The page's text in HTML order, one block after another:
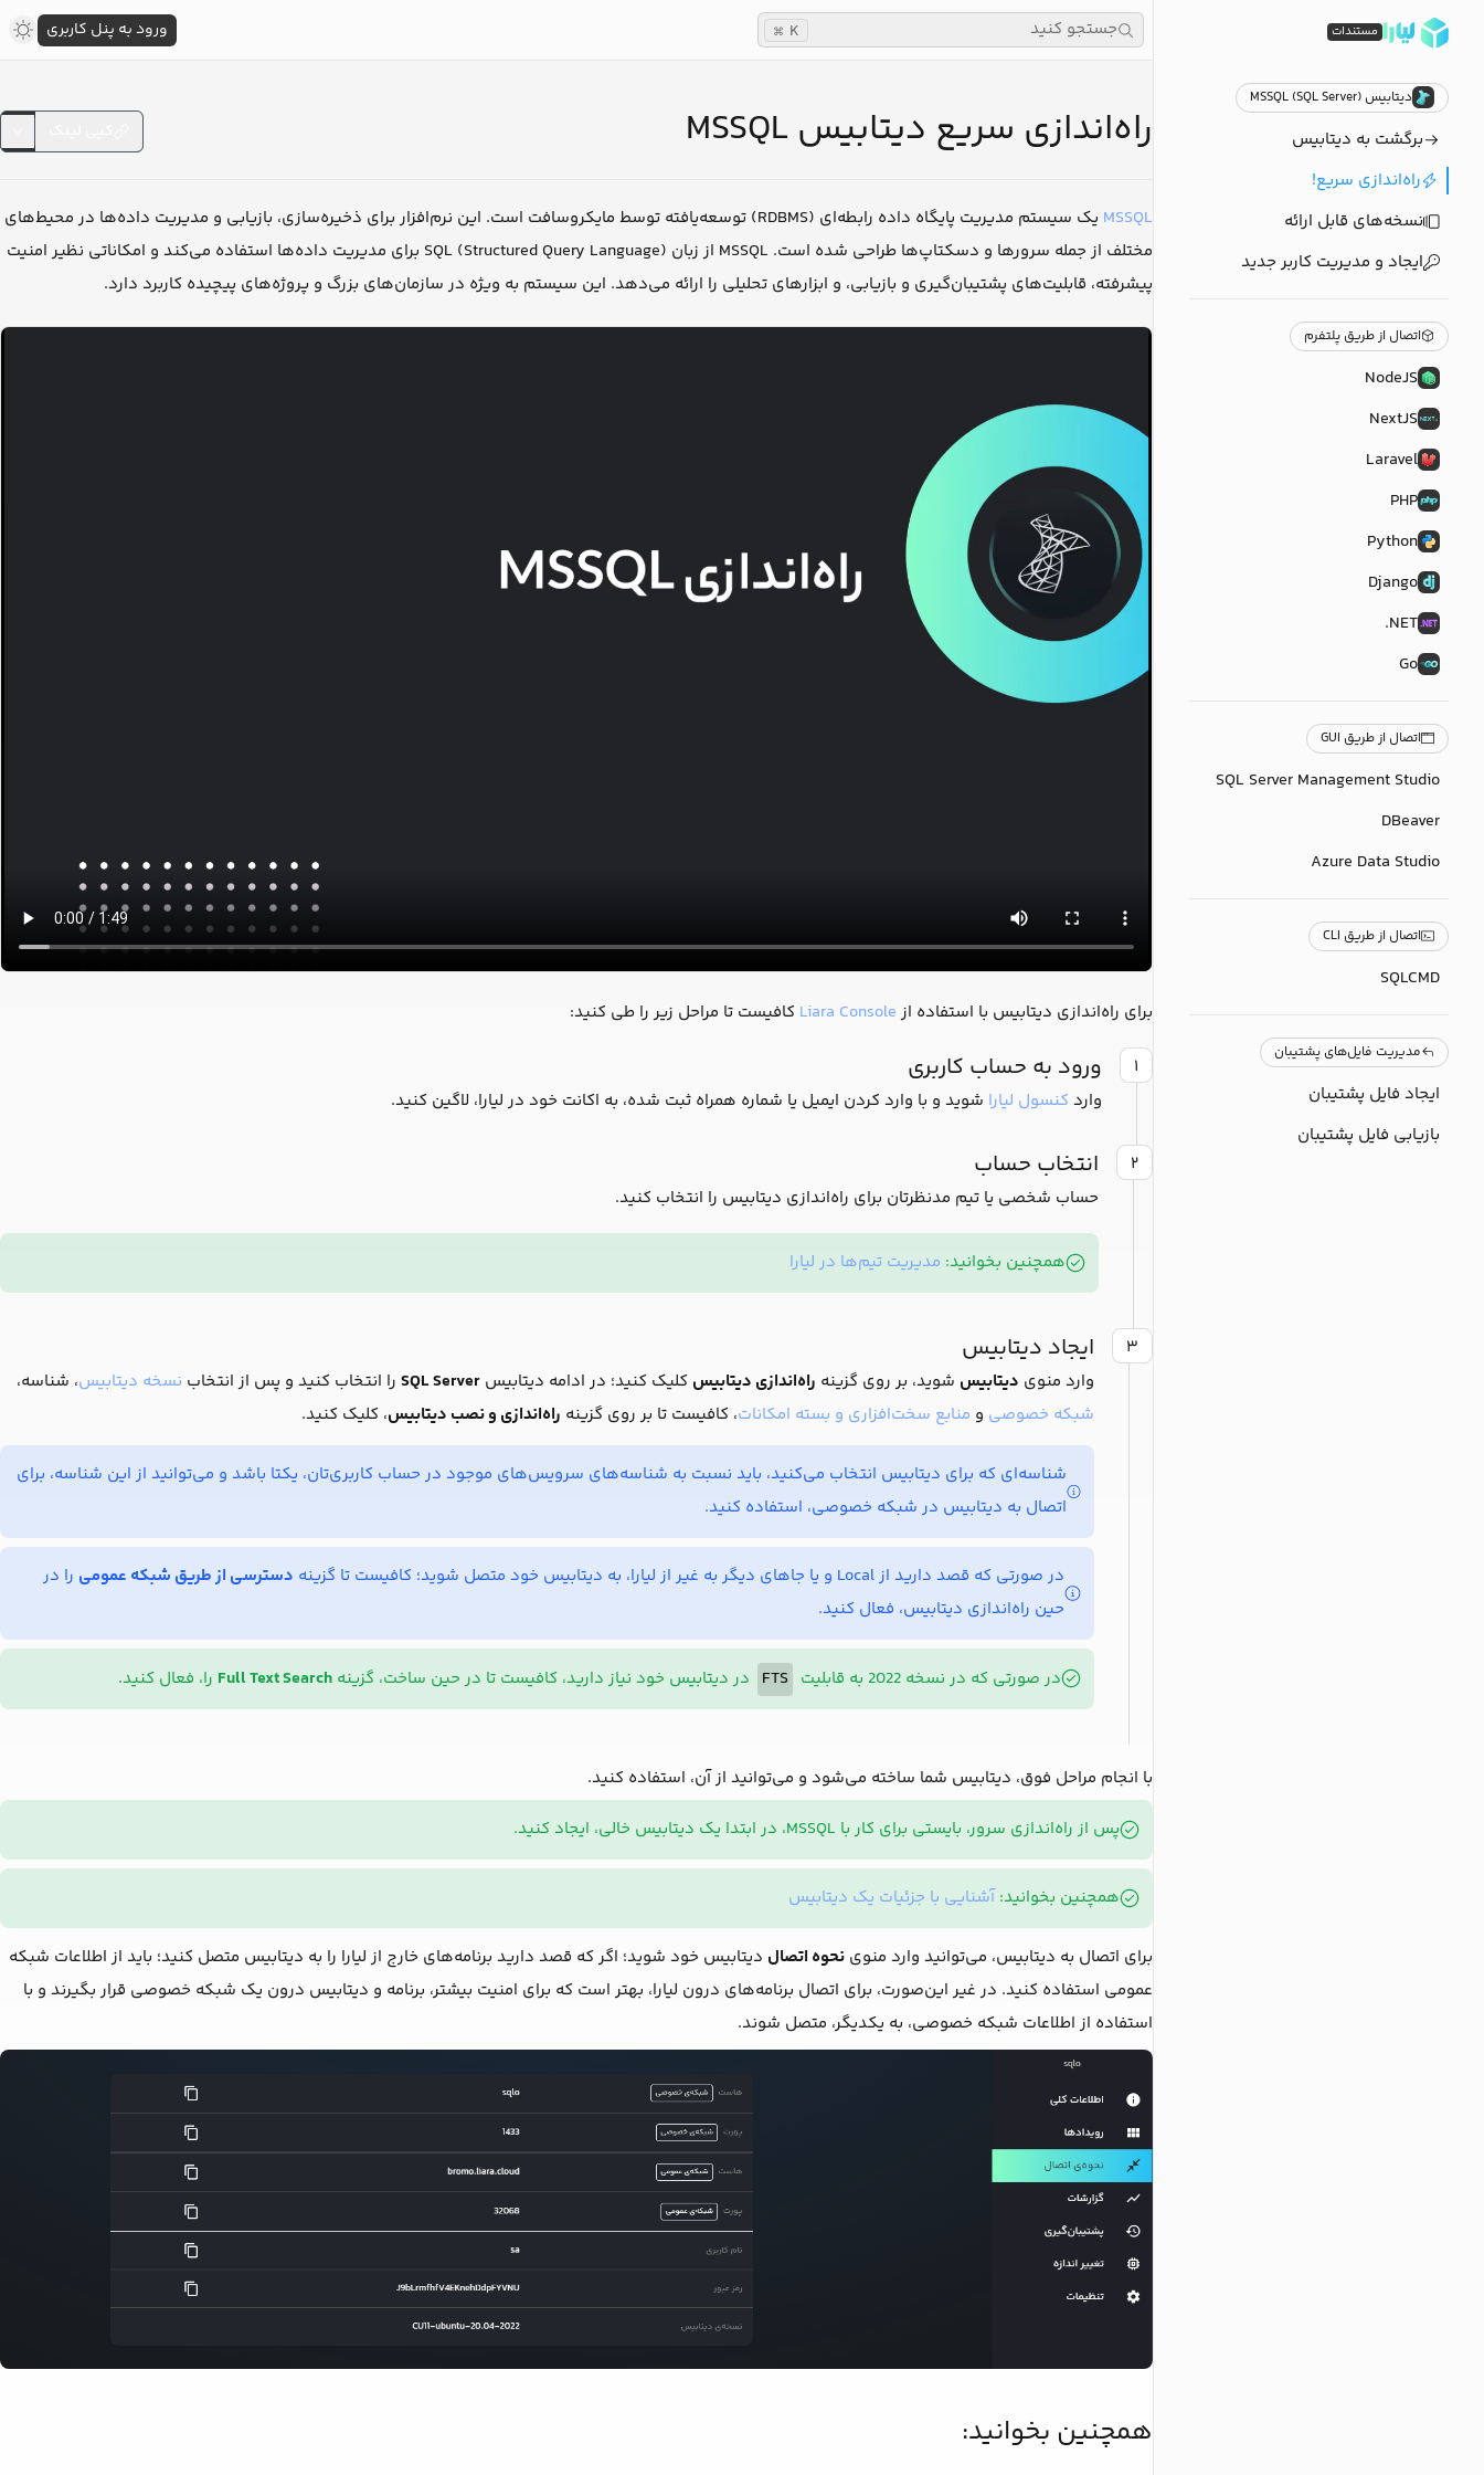
مستندات
دیتابیس MSSQL (SQL Server)
برگشت به دیتابیس
راه‌اندازی سریع!
نسخه‌های قابل ارائه
ایجاد و مدیریت کاربر جدید
اتصال از طریق پلتفرم
NodeJS
NextJS
Laravel
PHP
Python
Django
NET.
Go
اتصال از طریق GUI
SQL Server Management Studio
DBeaver
Azure Data Studio
اتصال از طریق CLI
SQLCMD
مدیریت فایل‌های پشتیبان
ایجاد فایل پشتیبان
بازیابی فایل پشتیبان
راه‌اندازی سریع دیتابیس MSSQL
MSSQL
یک سیستم مدیریت پایگاه داده رابطه‌ای (RDBMS) توسعه‌یافته توسط مایکروسافت است. این نرم‌افزار برای ذخیره‌سازی، بازیابی و مدیریت داده‌ها در محیط‌های
مختلف از جمله سرورها و دسکتاپ‌ها طراحی شده است. MSSQL از زبان SQL (Structured Query Language) برای مدیریت داده‌ها استفاده می‌کند و امکاناتی نظیر امنیت
پیشرفته، قابلیت‌های پشتیبان‌گیری و بازیابی، و ابزارهای تحلیلی را ارائه می‌دهد. این سیستم به ویژه در سازمان‌های بزرگ و پروژه‌های پیچیده کاربرد دارد.
برای راه‌اندازی دیتابیس با استفاده ازLiara Console کافیست تا مراحل زیر را طی کنید:
۱ ورود به حساب کاربری
وارد کنسول لیارا شوید و با وارد کردن ایمیل یا شماره همراه ثبت شده، به اکانت خود در لیارا، لاگین کنید.
۲ انتخاب حساب
حساب شخصی یا تیم مدنظرتان برای راه‌اندازی دیتابیس را انتخاب کنید.
همچنین بخوانید: مدیریت تیم‌ها در لیارا
۳ ایجاد دیتابیس
وارد منوی دیتابیس شوید، بر روی گزینه راه‌اندازی دیتابیس کلیک کنید؛ در ادامه دیتابیس SQL Server را انتخاب کنید و پس از انتخاب نسخه دیتابیس، شناسه،
شبکه خصوصی و منابع سخت‌افزاری و بسته امکانات، کافیست تا بر روی گزینه راه‌اندازی و نصب دیتابیس، کلیک کنید.
شناسه‌ای که برای دیتابیس انتخاب می‌کنید، باید نسبت به شناسه‌های سرویس‌های موجود در حساب کاربری‌تان، یکتا باشد و می‌توانید از این شناسه، برای
اتصال به دیتابیس در شبکه خصوصی، استفاده کنید.
در صورتی که قصد دارید از Local و یا جاهای دیگر به غیر از لیارا، به دیتابیس خود متصل شوید؛ کافیست تا گزینه دسترسی از طریق شبکه عمومی را در
حین راه‌اندازی دیتابیس، فعال کنید.
در صورتی که در نسخه 2022 به قابلیت FTS در دیتابیس خود نیاز دارید، کافیست تا در حین ساخت، گزینه Full Text Search را، فعال کنید.
با انجام مراحل فوق، دیتابیس شما ساخته می‌شود و می‌توانید از آن، استفاده کنید.
پس از راه‌اندازی سرور، بایستی برای کار با MSSQL، در ابتدا یک دیتابیس خالی، ایجاد کنید.
همچنین بخوانید:آشنایی با جزئیات یک دیتابیس
برای اتصال به دیتابیس، می‌توانید وارد منوی نحوه اتصال دیتابیس خود شوید؛ اگر که قصد دارید برنامه‌های خارج از لیارا را به دیتابیس متصل کنید؛ باید از اطلاعات شبکه
عمومی استفاده کنید. در غیر این‌صورت، برای اتصال برنامه‌های درون لیارا، بهتر است که برای امنیت بیشتر، برنامه و دیتابیس درون یک شبکه خصوصی قرار بگیرند و با
استفاده از اطلاعات شبکه خصوصی، به یکدیگر، متصل شوند.
همچنین بخوانید:
جستجو کنید K
⌘ ورود به پنل کاربری